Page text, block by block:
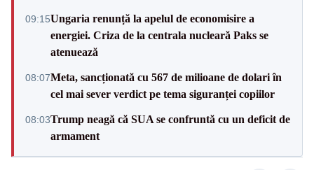
09:15Ungaria renunță la apelul de economisire a
energiei. Criza de la centrala nucleară Paks se
atenuează
08:07Meta, sancționată cu 567 de milioane de dolari în
cel mai sever verdict pe tema siguranței copiilor
08:03Trump neagă că SUA se confruntă cu un deficit de
armament